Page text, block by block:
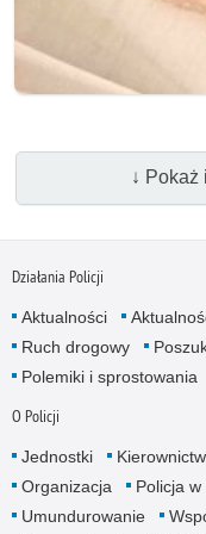
↓ Pokaż
Działania Policji
Aktualności
Ruch drogowy
Polemiki i sprostowania
O Policji
Jednostki
Organizacja
Policja w
Umundurowanie